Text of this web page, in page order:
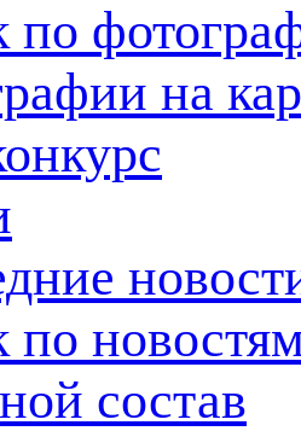
по
на
по
состав